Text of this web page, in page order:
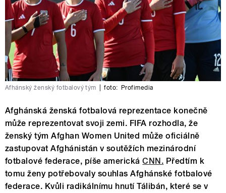
Afhánský ženský fotbalový tým foto: Profimedia
Afghánská ženská fotbalová reprezentace konečně
může reprezentovat svoji zemi. FIFA rozhodla, že
ženský tým Afghan Women United může oficiálně
zastupovat Afghánistán v soutěžích mezinárodní
fotbalové federace, píše americkáCNN. Předtím k
tomu ženy potřebovaly souhlas Afghánské fotbalové
federace. Kvůli radikálnímu hnutí Tálibán, které se v